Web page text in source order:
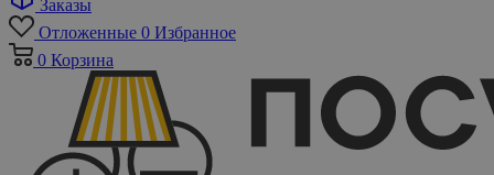
Заказы
Отложенные 0 Избранное
0 Корзина